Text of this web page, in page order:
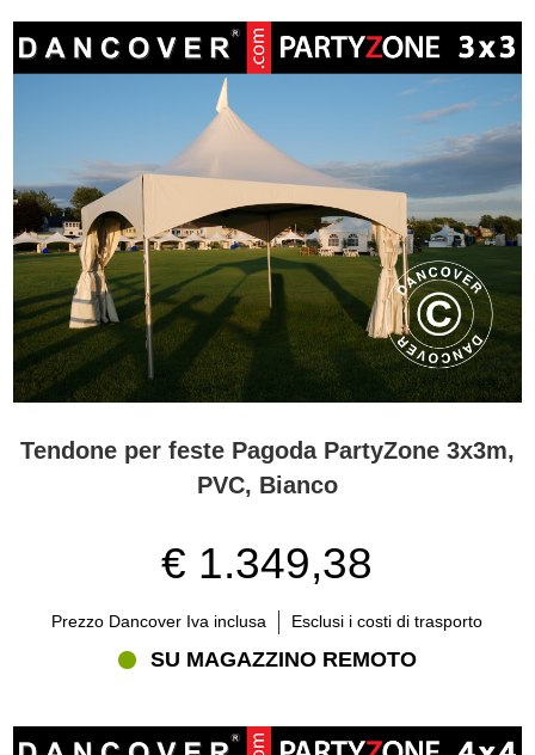
Tendone per feste Pagoda PartyZone 3x3m,
PVC, Bianco
€ 1.349,38
Prezzo Dancover Iva inclusa Esclusi i costi di trasporto
SU MAGAZZINO REMOTO